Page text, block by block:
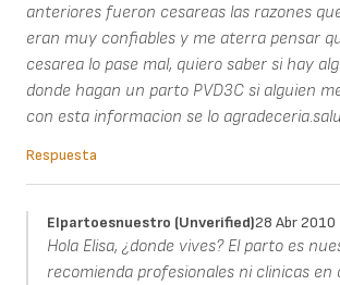
anteriores fueron cesareas las razones
eran muy confiables y me aterra pensar
cesarea lo pase mal, quiero saber si hay
donde hagan un parto PVD3C si alguien
con esta informacion se lo
Respuesta
Elpartoesnuestro (unverified)28 Abr 2010
Hola Elisa, ¿donde vives? El parto es
recomienda profesionales ni clinicas en